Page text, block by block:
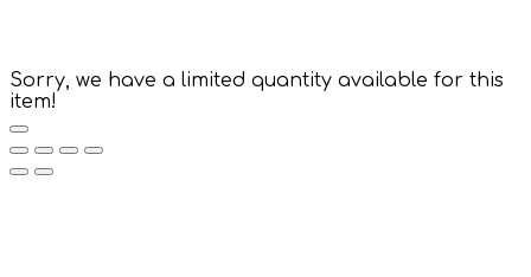
Sorry, we have a limited quantity available for this
item!